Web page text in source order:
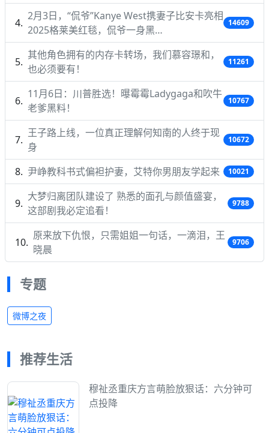
2月3日，“侃爷”Kanye West携妻子比安卡亮相
2025格莱美红毯，侃爷一身黑…
14609
其他角色拥有的内存卡转场，我们慕容璟和，
也必须要有！
11261
11月6日：川普胜选！曝霉霉Ladygaga和吹牛
老爹黑料！
10767
王子路上线，一位真正理解何知南的人终于现
身
10672
尹峥教科书式偏袒护妻，艾特你男朋友学起来 10021
大梦归离团队建设了 熟悉的面孔与颜值盛宴，
这部剧我必定追看！
9788
原来放下仇恨，只需姐姐一句话，一滴泪，王
晓晨
9706
专题
微博之夜
推荐生活
穆祉丞重庆方言萌脸放狠话：六分钟可
点投降